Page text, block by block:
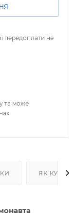
передоплати не
та може
ЯК